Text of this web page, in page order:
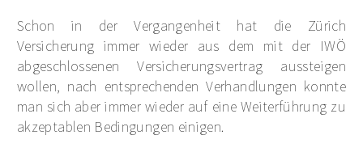
Schon in der Vergangenheit hat die Zürich
Versicherung immer wieder aus dem mit der IWÖ
abgeschlossenen Versicherungsvertrag aussteigen
wollen, nach entsprechenden Verhandlungen konnte
man sich aber immer wieder auf eine Weiterführung zu
akzeptablen Bedingungen einigen.